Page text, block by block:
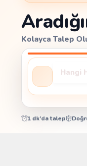
Kolayca Talep
1 dk’da talep